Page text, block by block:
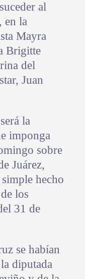
al
en la
Mayra
Brigitte
del
Juan
la
imponga
sobre
Juárez,
hecho
los
31 de
se habían
diputada